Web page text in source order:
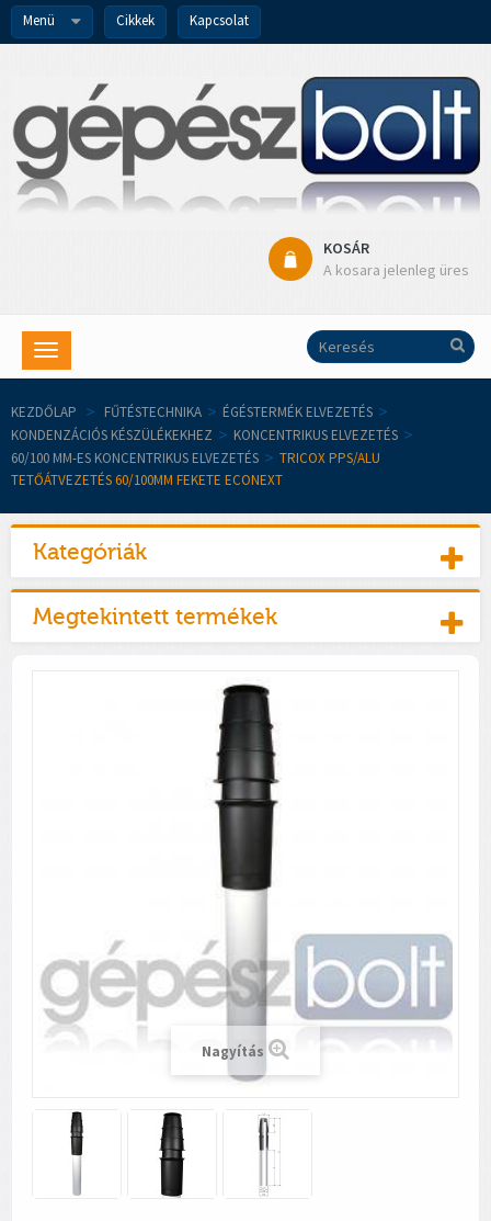
Menü Cikkek Kapcsolat
KOSÁR
A kosara jelenleg üres
Toggle
navigation
KEZDŐLAP > FŰTÉSTECHNIKA > ÉGÉSTERMÉK ELVEZETÉS >
KONDENZÁCIÓS KÉSZÜLÉKEKHEZ > KONCENTRIKUS ELVEZETÉS >
60/100 MM-ES KONCENTRIKUS ELVEZETÉS > TRICOX PPS/ALU
TETŐÁTVEZETÉS 60/100MM FEKETE ECONEXT
Kategóriák
Megtekintett termékek
Nagyítás